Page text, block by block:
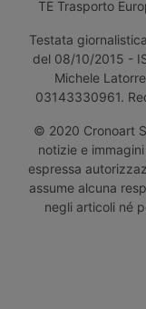
TE Trasporto
Testata
del 08/10/2015 -
Michele
03143330961.
© 2020 Cronoart
notizie e
espressa
assume alcuna
negli articoli né